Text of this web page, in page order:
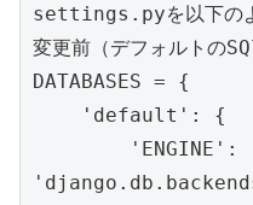
settings.pyを以下の
変更前（デフォルトの
DATABASES = {